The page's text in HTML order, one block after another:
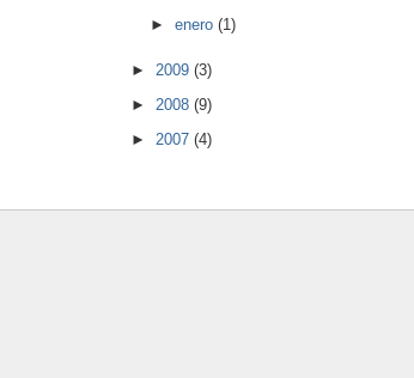
► enero (1)
► 2009 (3)
► 2008 (9)
► 2007 (4)